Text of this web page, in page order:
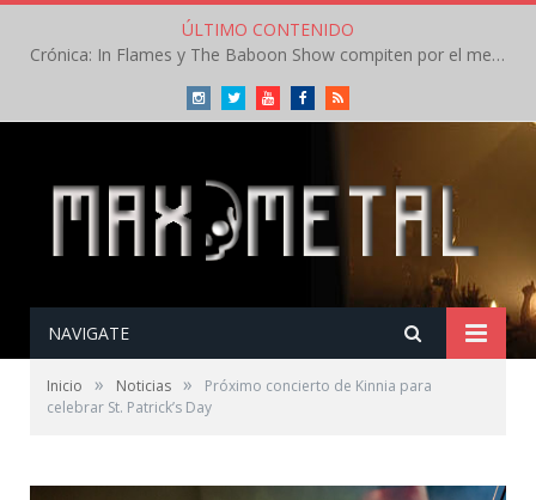
ÚLTIMO CONTENIDO
Crónica: In Flames y The Baboon Show compiten por el mejor concierto del día en el Leyendas del Rock – Viernes – Agosto 2026
InstagramTwitterYoutubeFacebookRSS
NAVIGATE
Inicio » Noticias »
Próximo concierto de Kinnia para
celebrar St. Patrick’s Day